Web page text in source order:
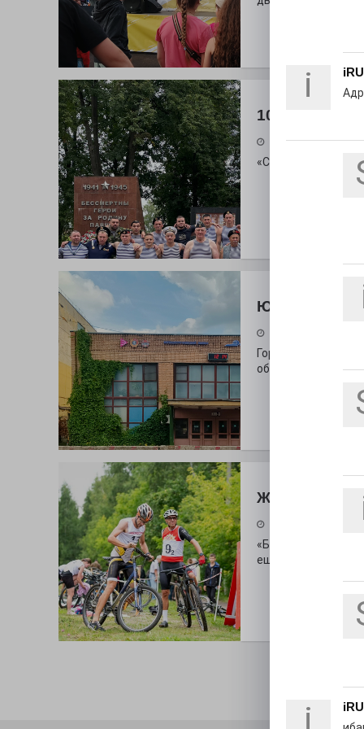
100 футов
26.07.2026
«С ними дядька
Юбилейным
Гордость за
облик.
Железная
«Беги, как будто
ещё не было на
i
i